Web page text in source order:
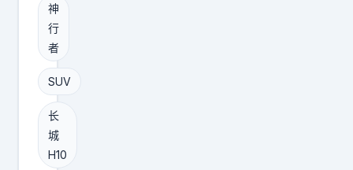
1
就
是
更
务
实
的
胎
家
庭
首
选
。
谁
！
眼
下
方
盒
子
神
行
者
SUV
长
城
H10